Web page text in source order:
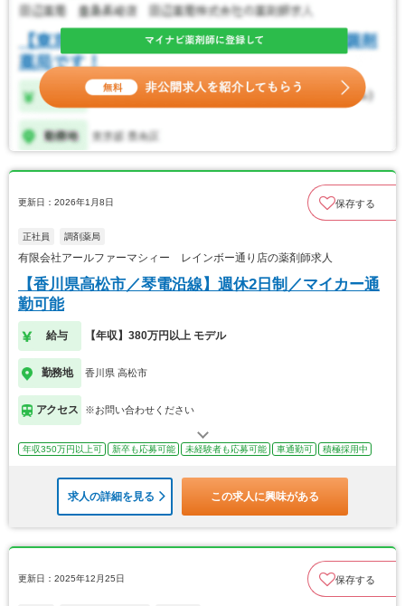
更新日：2026年1月8日 保存する
正社員 調剤薬局
有限会社アールファーマシィー レインボー通り店の薬剤師求人
【香川県高松市／琴電沿線】週休2日制／マイカー通
勤可能
給与 【年収】380万円以上 モデル
勤務地 香川県 高松市
アクセス ※お問い合わせください
年収350万円以上可 新卒も応募可能 未経験者も応募可能 車通勤可 積極採用中
求人の詳細を見る この求人に興味がある
更新日：2025年12月25日 保存する